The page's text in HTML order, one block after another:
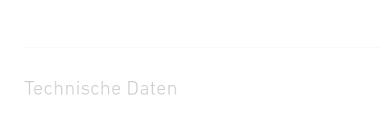
Technische Daten